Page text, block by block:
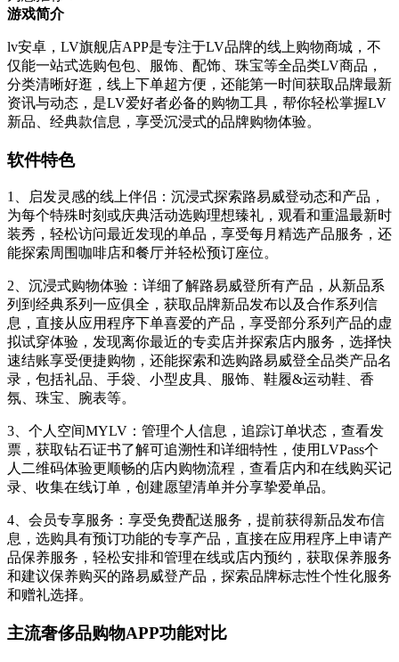
游戏简介
lv安卓，LV旗舰店APP是专注于LV品牌的线上购物商城，不
仅能一站式选购包包、服饰、配饰、珠宝等全品类LV商品，
分类清晰好逛，线上下单超方便，还能第一时间获取品牌最新
资讯与动态，是LV爱好者必备的购物工具，帮你轻松掌握LV
新品、经典款信息，享受沉浸式的品牌购物体验。
软件特色
1、启发灵感的线上伴侣：沉浸式探索路易威登动态和产品，
为每个特殊时刻或庆典活动选购理想臻礼，观看和重温最新时
装秀，轻松访问最近发现的单品，享受每月精选产品服务，还
能探索周围咖啡店和餐厅并轻松预订座位。
2、沉浸式购物体验：详细了解路易威登所有产品，从新品系
列到经典系列一应俱全，获取品牌新品发布以及合作系列信
息，直接从应用程序下单喜爱的产品，享受部分系列产品的虚
拟试穿体验，发现离你最近的专卖店并探索店内服务，选择快
速结账享受便捷购物，还能探索和选购路易威登全品类产品名
录，包括礼品、手袋、小型皮具、服饰、鞋履&运动鞋、香
氛、珠宝、腕表等。
3、个人空间MYLV：管理个人信息，追踪订单状态，查看发
票，获取钻石证书了解可追溯性和详细特性，使用LVPass个
人二维码体验更顺畅的店内购物流程，查看店内和在线购买记
录、收集在线订单，创建愿望清单并分享挚爱单品。
4、会员专享服务：享受免费配送服务，提前获得新品发布信
息，选购具有预订功能的专享产品，直接在应用程序上申请产
品保养服务，轻松安排和管理在线或店内预约，获取保养服务
和建议保养购买的路易威登产品，探索品牌标志性个性化服务
和赠礼选择。
主流奢侈品购物APP功能对比